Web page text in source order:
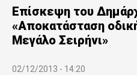
Επίσκεψη του
«Αποκατάσταση
Μεγάλο Σειρήνι»
02/12/2013 - 14:20